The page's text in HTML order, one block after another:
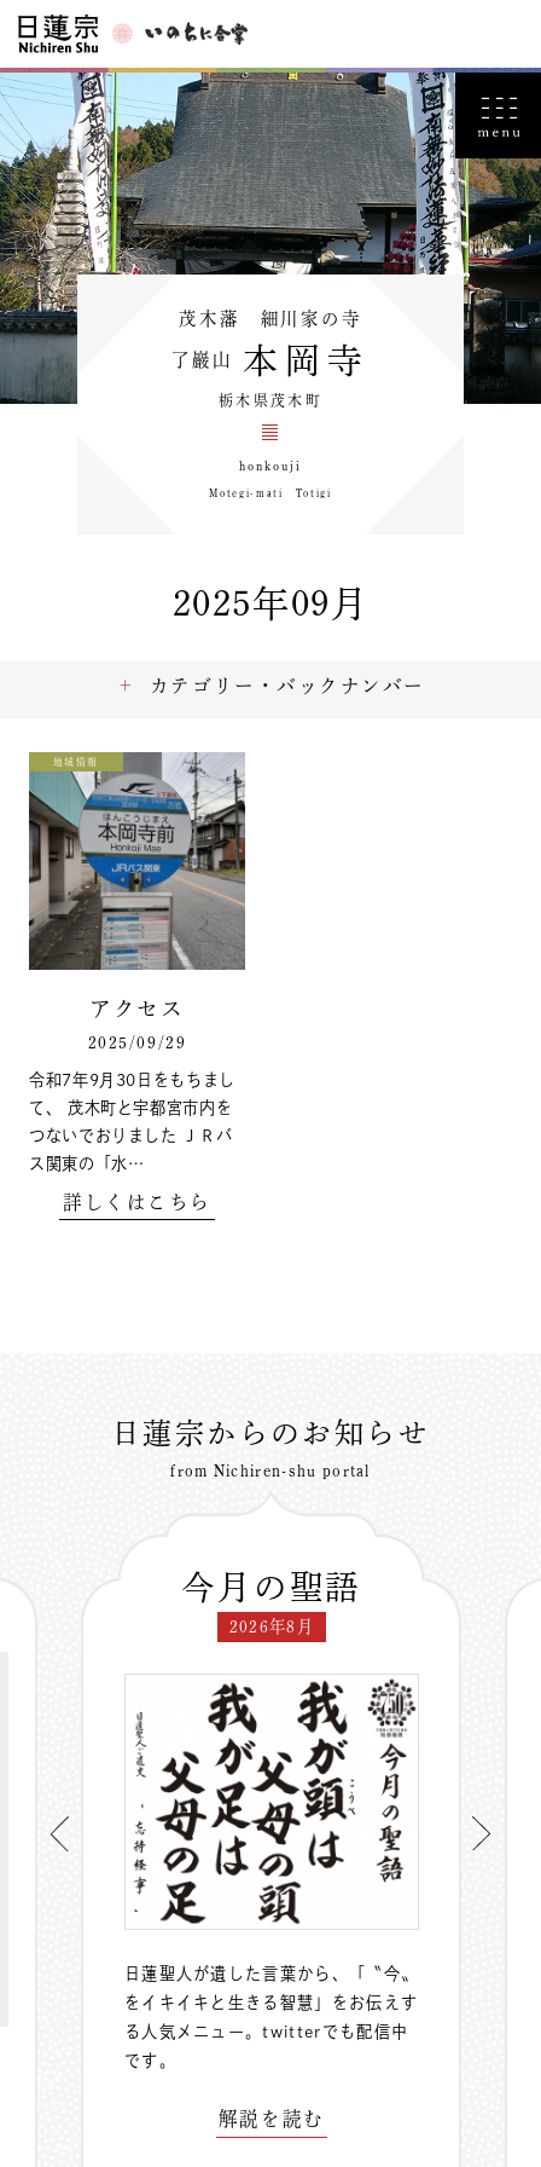
茂木藩 細川家の寺
了巖山 本岡寺
栃木県茂木町
honkouji
Motegi-mati Totigi
2025年09月
地域情報
アクセス
2025/09/29
令和7年9月30日をもちまし
て、 茂木町と宇都宮市内を
つないでおりました ＪＲバ
ス関東の「水…
詳しくはこちら
カテゴリー・バックナンバー
日蓮宗からのお知らせ
from Nichiren-shu portal
今月の聖語
2026年8月
日蓮聖人が遺した言葉から、「〝今〟
をイキイキと生きる智慧」をお伝えす
る人気メニュー。twitterでも配信中
です。
解説を読む